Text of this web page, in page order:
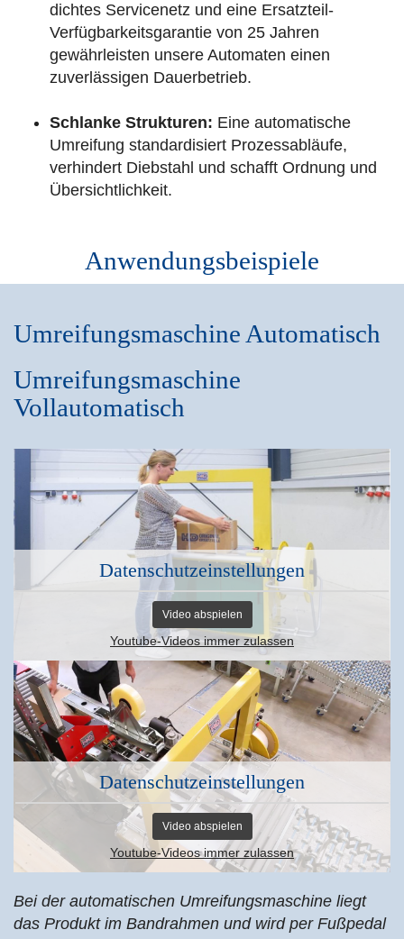
dichtes Servicenetz und eine Ersatzteil-
Verfügbarkeitsgarantie von 25 Jahren
gewährleisten unsere Automaten einen
zuverlässigen Dauerbetrieb.
Schlanke Strukturen: Eine automatische
Umreifung standardisiert Prozessabläufe,
verhindert Diebstahl und schafft Ordnung und
Übersichtlichkeit.
Anwendungsbeispiele
Umreifungsmaschine Automatisch
Umreifungsmaschine
Vollautomatisch
Datenschutzeinstellungen
Video abspielen
Youtube-Videos immer zulassen
Datenschutzeinstellungen
Video abspielen
Youtube-Videos immer zulassen
Bei der automatischen Umreifungsmaschine liegt
das Produkt im Bandrahmen und wird per Fußpedal